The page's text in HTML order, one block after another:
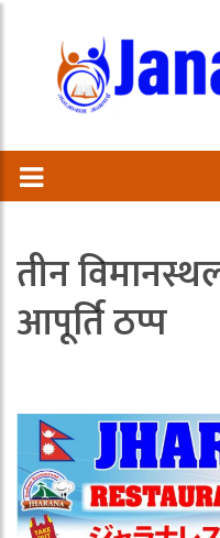
तीन
आपूर्ति ठप्प